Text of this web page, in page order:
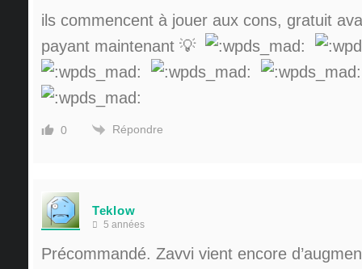
ils commencent à jouer aux cons, gratuit
payant maintenant 💡
0 Répondre
Teklow
5 années
Précommandé. Zavvi vient encore